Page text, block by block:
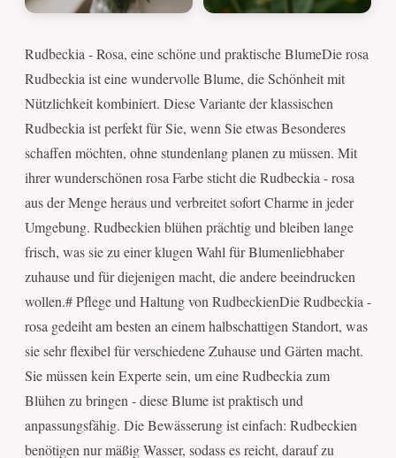
Rudbeckia - Rosa, eine schöne und praktische BlumeDie rosa
Rudbeckia ist eine wundervolle Blume, die Schönheit mit
Nützlichkeit kombiniert. Diese Variante der klassischen
Rudbeckia ist perfekt für Sie, wenn Sie etwas Besonderes
schaffen möchten, ohne stundenlang planen zu müssen. Mit
ihrer wunderschönen rosa Farbe sticht die Rudbeckia - rosa
aus der Menge heraus und verbreitet sofort Charme in jeder
Umgebung. Rudbeckien blühen prächtig und bleiben lange
frisch, was sie zu einer klugen Wahl für Blumenliebhaber
zuhause und für diejenigen macht, die andere beeindrucken
wollen.# Pflege und Haltung von RudbeckienDie Rudbeckia -
rosa gedeiht am besten an einem halbschattigen Standort, was
sie sehr flexibel für verschiedene Zuhause und Gärten macht.
Sie müssen kein Experte sein, um eine Rudbeckia zum
Blühen zu bringen - diese Blume ist praktisch und
anpassungsfähig. Die Bewässerung ist einfach: Rudbeckien
benötigen nur mäßig Wasser, sodass es reicht, darauf zu